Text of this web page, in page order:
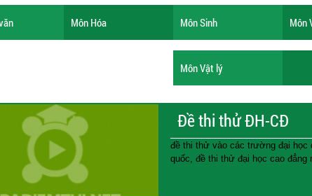
Môn Hóa Môn Sinh Môn
Môn Vật lý
Đề thi thử ĐH-CĐ
đề thi thử vào các trường đại học
quốc, đề thi thử đại học cao đẳng